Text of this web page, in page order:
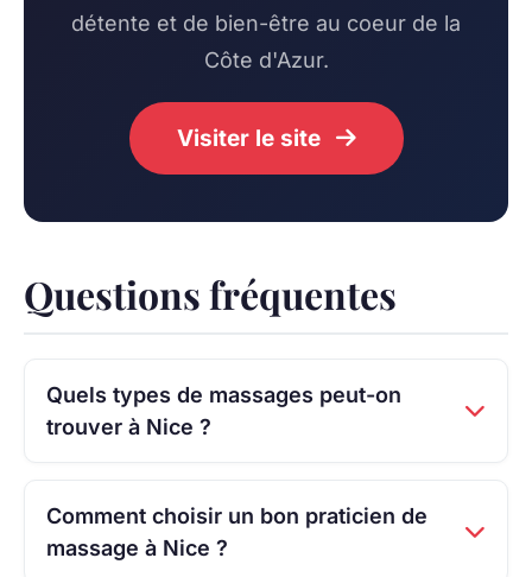
détente et de bien-être au coeur de la
Côte d'Azur.
Visiter le site
Questions fréquentes
Quels types de massages peut-on
trouver à Nice ?
Comment choisir un bon praticien de
massage à Nice ?